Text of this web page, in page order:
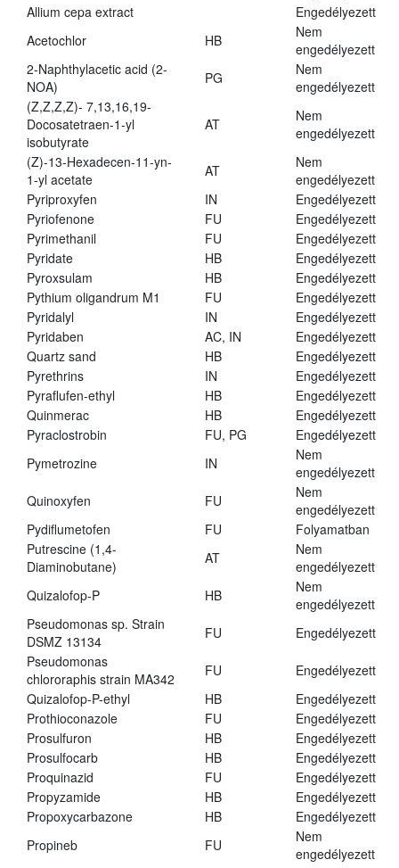
Allium cepa extract
Engedélyezett
Acetochlor
HB
Nem
engedélyezett
2-Naphthylacetic acid (2-
NOA)
PG
Nem
engedélyezett
(Z,Z,Z,Z)- 7,13,16,19-
Docosatetraen-1-yl
isobutyrate
AT
Nem
engedélyezett
(Z)-13-Hexadecen-11-yn-
1-yl acetate
AT
Nem
engedélyezett
Pyriproxyfen
IN
Engedélyezett
Pyriofenone
FU
Engedélyezett
Pyrimethanil
FU
Engedélyezett
Pyridate
HB
Engedélyezett
Pyroxsulam
HB
Engedélyezett
Pythium oligandrum M1
FU
Engedélyezett
Pyridalyl
IN
Engedélyezett
Pyridaben
AC, IN
Engedélyezett
Quartz sand
HB
Engedélyezett
Pyrethrins
IN
Engedélyezett
Pyraflufen-ethyl
HB
Engedélyezett
Quinmerac
HB
Engedélyezett
Pyraclostrobin
FU, PG
Engedélyezett
Pymetrozine
IN
Nem
engedélyezett
Quinoxyfen
FU
Nem
engedélyezett
Pydiflumetofen
FU
Folyamatban
Putrescine (1,4-
Diaminobutane)
AT
Nem
engedélyezett
Quizalofop-P
HB
Nem
engedélyezett
Pseudomonas sp. Strain
DSMZ 13134
FU
Engedélyezett
Pseudomonas
chlororaphis strain MA342
FU
Engedélyezett
Quizalofop-P-ethyl
HB
Engedélyezett
Prothioconazole
FU
Engedélyezett
Prosulfuron
HB
Engedélyezett
Prosulfocarb
HB
Engedélyezett
Proquinazid
FU
Engedélyezett
Propyzamide
HB
Engedélyezett
Propoxycarbazone
HB
Engedélyezett
Propineb
FU
Nem
engedélyezett